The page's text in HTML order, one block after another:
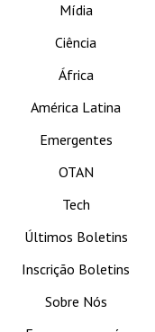
Mídia
Ciência
África
América Latina
Emergentes
OTAN
Tech
Últimos Boletins
Inscrição Boletins
Sobre Nós